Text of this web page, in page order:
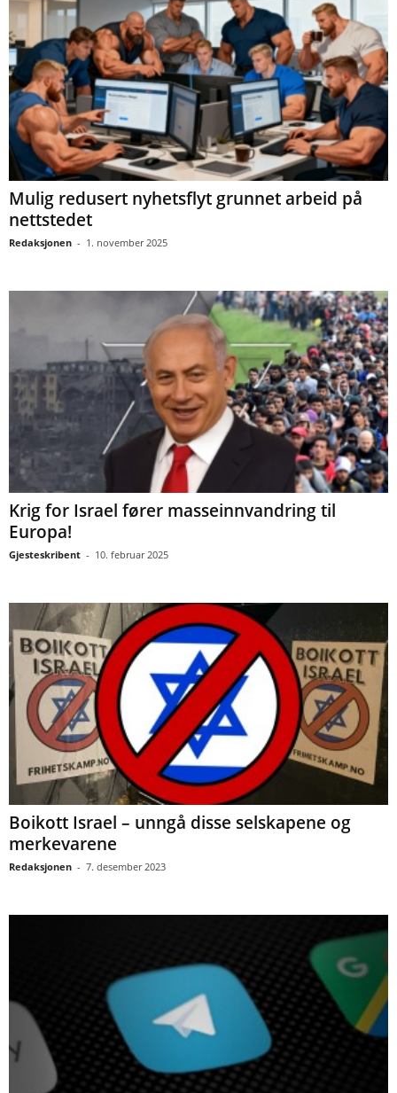
Mulig redusert nyhetsflyt grunnet arbeid på
nettstedet
Redaksjonen - 1. november 2025
Krig for Israel fører masseinnvandring til
Europa!
Gjesteskribent - 10. februar 2025
Boikott Israel – unngå disse selskapene og
merkevarene
Redaksjonen - 7. desember 2023